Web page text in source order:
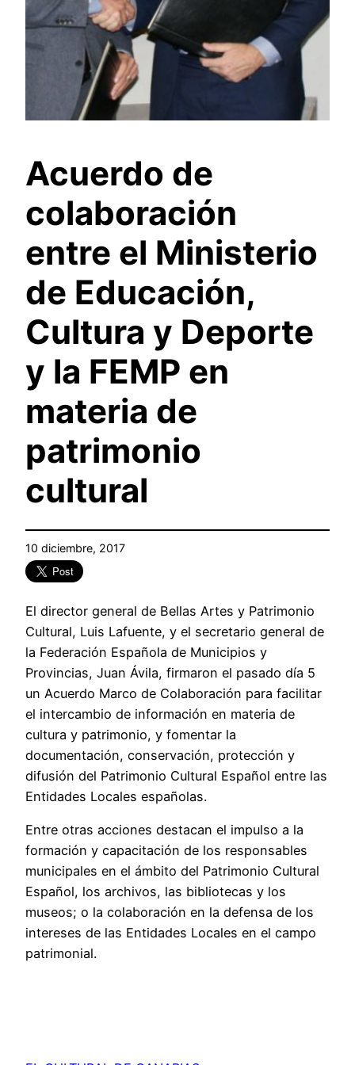
Acuerdo de
colaboración
entre el Ministerio
de Educación,
Cultura y Deporte
y la FEMP en
materia de
patrimonio
cultural
10 diciembre, 2017
El director general de Bellas Artes y Patrimonio
Cultural, Luis Lafuente, y el secretario general de
la Federación Española de Municipios y
Provincias, Juan Ávila, firmaron el pasado día 5
un Acuerdo Marco de Colaboración para facilitar
el intercambio de información en materia de
cultura y patrimonio, y fomentar la
documentación, conservación, protección y
difusión del Patrimonio Cultural Español entre las
Entidades Locales españolas.
Entre otras acciones destacan el impulso a la
formación y capacitación de los responsables
municipales en el ámbito del Patrimonio Cultural
Español, los archivos, las bibliotecas y los
museos; o la colaboración en la defensa de los
intereses de las Entidades Locales en el campo
patrimonial.